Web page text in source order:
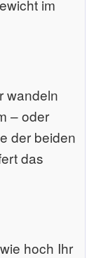
im
wandeln
– oder
der beiden
das
hoch Ihr